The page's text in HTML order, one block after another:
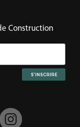
Construction